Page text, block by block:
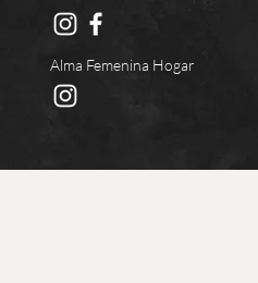
Alma Femenina Hogar